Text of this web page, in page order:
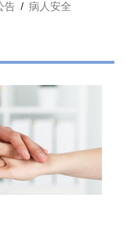
告 / 病人安全